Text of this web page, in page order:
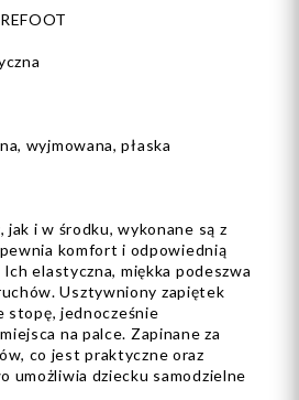
wyjmowana, płaska
jak i w środku, wykonane są z
komfort i odpowiednią
elastyczna, miękka podeszwa
Usztywniony zapiętek
stopę, jednocześnie
na palce. Zapinane za
co jest praktyczne oraz
umożliwia dziecku samodzielne